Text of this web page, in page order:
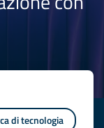
di tecnologia